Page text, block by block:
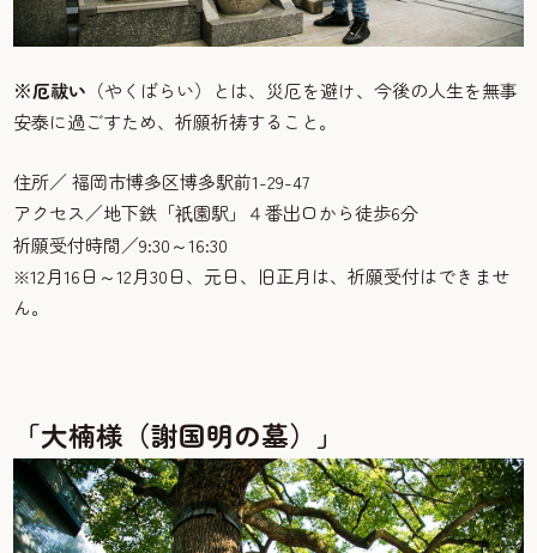
※厄祓い （やくばらい）とは、災厄を避け、今後の人生を無事
安泰に過ごすため、祈願祈祷すること。
住所／ 福岡市博多区博多駅前1-29-47
アクセス／地下鉄「祇園駅」４番出口から徒歩6分
祈願受付時間／9:30～16:30
※12月16日～12月30日、元日、旧正月は、祈願受付はできませ
ん。
「大楠様（謝国明の墓）」